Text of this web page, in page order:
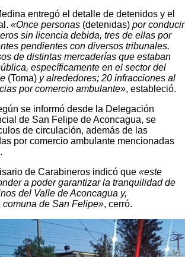
entregó el detalle de detenidos y el
«Once personas (detenidas) por conducir
sin licencia debida, tres de ellas por
pendientes con diversos tribunales.
de distintas mercaderías que estaban
específicamente en el sector del
(Toma) y alrededores; 20 infracciones al
por comercio ambulante», estableció.
se informó desde la Delegación
de San Felipe de Aconcagua, se
de circulación, además de las
por comercio ambulante mencionadas
de Carabineros indicó que «este
a poder garantizar la tranquilidad de
del Valle de Aconcagua y,
de San Felipe», cerró.